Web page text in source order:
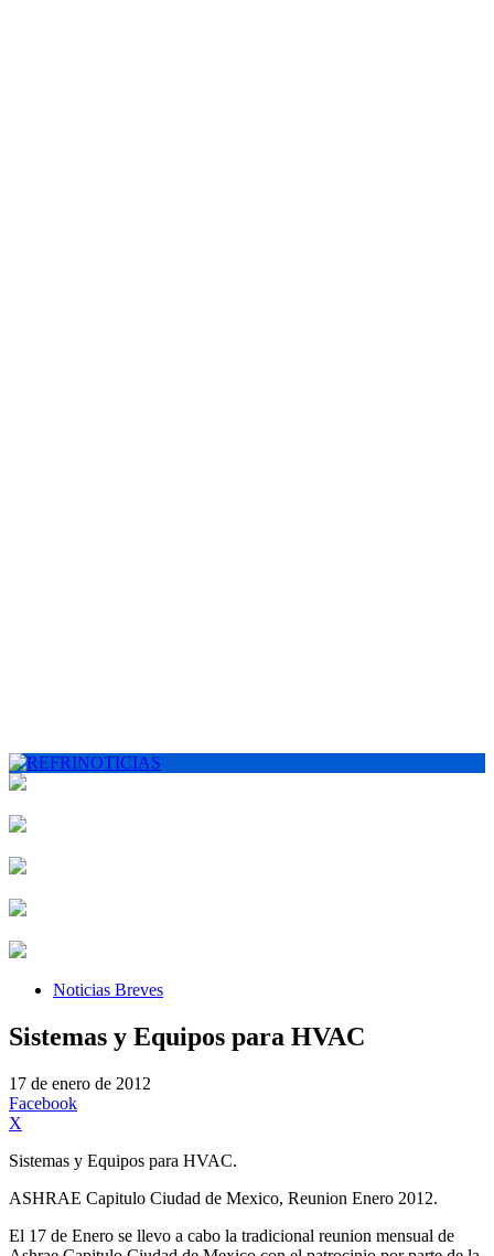
Noticias Breves
Sistemas y Equipos para HVAC
17 de enero de 2012
Facebook
X
Sistemas y Equipos para HVAC.
ASHRAE Capitulo Ciudad de Mexico, Reunion Enero 2012.
El 17 de Enero se llevo a cabo la tradicional reunion mensual de